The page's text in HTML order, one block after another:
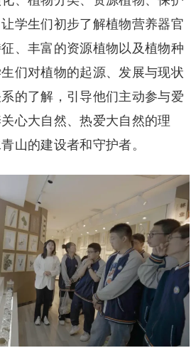
学生们初步了解植物营养器官
、丰富的资源植物以及植物种
们对植物的起源、发展与现状
的了解，引导他们主动参与爱
心大自然、热爱大自然的理
山的建设者和守护者。